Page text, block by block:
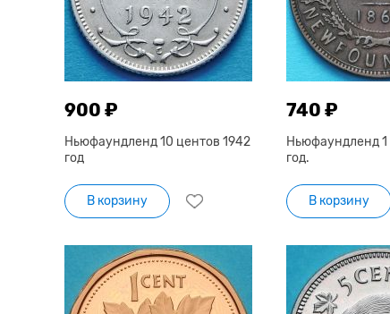
900 ₽
Ньюфаундленд 10 центов 1942
год
В корзину
740 ₽
Ньюфаундленд 1
год.
В корзину